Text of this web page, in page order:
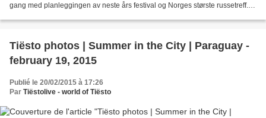
gang med planleggingen av neste års festival og Norges største russetreff. I
Tiësto photos | Summer in the City | Paraguay -
february 19, 2015
Publié le 20/02/2015 à 17:26
Par Tiëstolive - world of Tiësto